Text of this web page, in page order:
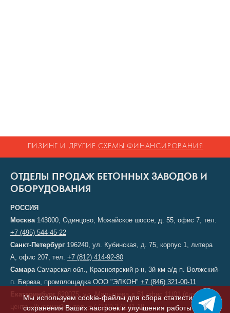
ЛИЗИНГ И ДРУГИЕ СХЕМЫ ФИНАНСИРОВАНИЯ
ОТДЕЛЫ ПРОДАЖ БЕТОННЫХ ЗАВОДОВ И
ОБОРУДОВАНИЯ
РОССИЯ
Москва143000, Одинцово, Можайское шоссе, д. 55, офис 7, тел.
+7 (495) 544-45-22
Санкт-Петербург 196240, ул. Кубинская, д. 75, корпус 1, литера
А, офис 207, тел. +7 (812) 414-92-80
СамараСамарская обл., Красноярский р-н, 3й км а/д п. Волжский-
п. Береза, промплощадка ООО "ЭЛКОН" +7 (846) 321-00-11
Екатеринбург 620075, ул. Малышева д.51 офис 11/01 (бизнес-
центр «Высоцкий»), тел. +7 (343) 378-41-18
Мы используем cookie-файлы для сбора статистики,
сохранения Ваших настроек и улучшения работы